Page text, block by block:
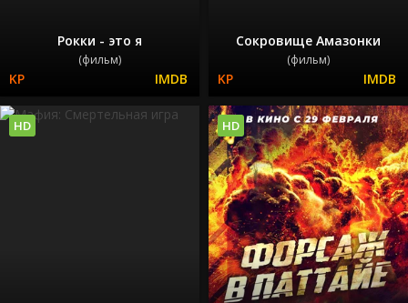
Рокки - это я
(фильм)
Сокровище Амазонки
(фильм)
HD HD